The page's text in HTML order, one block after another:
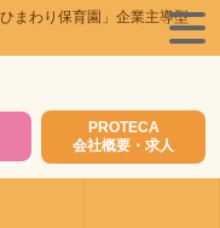
ひまわり保育園」企業主導型
PROTECA
会社概要・求人